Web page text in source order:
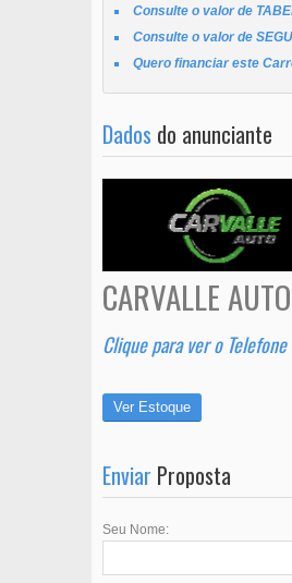
Consulte o valor de
Consulte o valor de
Quero financiar este
Dados do anunciante
CARVALLE
Clique para ver o Telefone
Ver Estoque
Enviar Proposta
Seu Nome: